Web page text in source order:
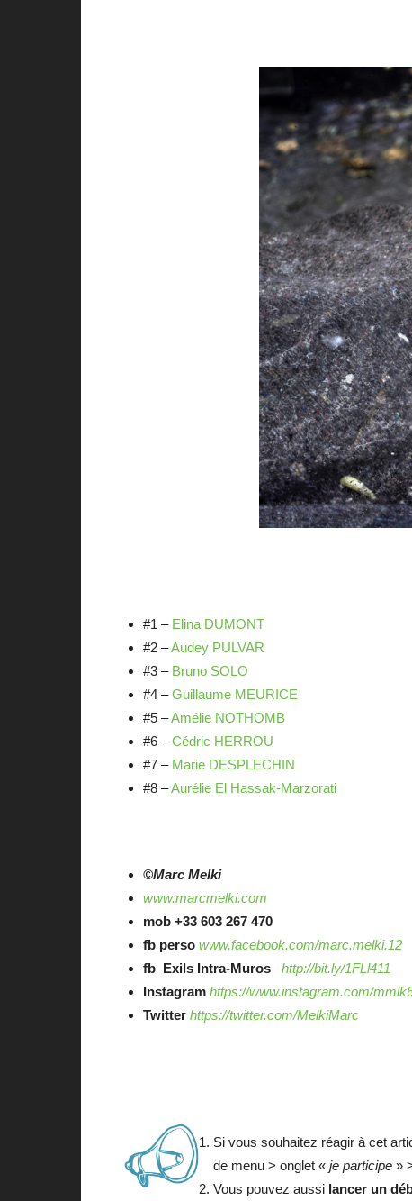
#1 – Elina DUMONT
#2 –Audey PULVAR
#3 – Bruno SOLO
#4 –Guillaume MEURICE
#5 –Amélie NOTHOMB
#6 –Cédric HERROU
#7 – Marie DESPLECHIN
#8 –Aurélie El Hassak-Marzorati
©Marc Melki
www.marcmelki.com
mob +33 603 267 470
fb perso www.facebook.com/marc.melki.12
fb Exils Intra-Muros
http://bit.ly/1FLl411
Instagram https://www.instagram.com/
Twitter https://twitter.com/MelkiMarc
Si vous souhaitez réagir à cet
de menu > onglet « je participe »
Vous pouvez aussi lancer un